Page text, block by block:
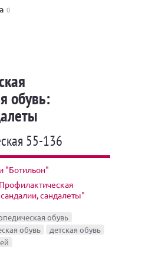
0
обувь:
55-136
"Ботильон"
сандалеты"
обувь
обувь
детская обувь